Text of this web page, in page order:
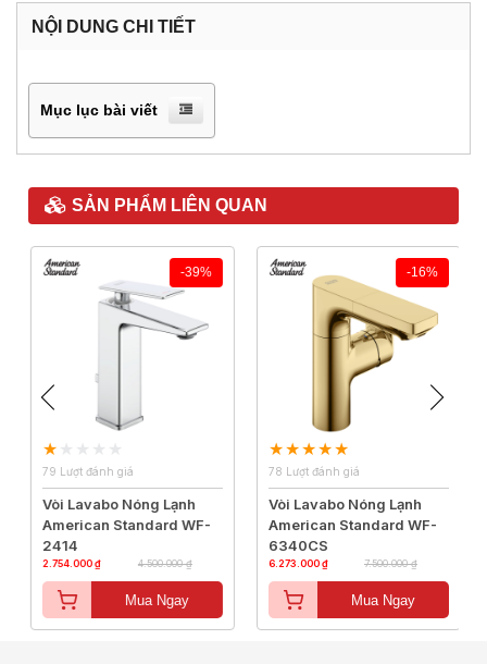
NỘI DUNG CHI TIẾT
Mục lục bài viết
SẢN PHẨM LIÊN QUAN
-39%
79 Lượt đánh giá
Vòi Lavabo Nóng Lạnh
American Standard WF-
2414
2.754.000 ₫ 4.500.000 ₫
Mua Ngay
-16%
78 Lượt đánh giá
Vòi Lavabo Nóng Lạnh
American Standard WF-
6340CS
6.273.000 ₫ 7.500.000 ₫
Mua Ngay